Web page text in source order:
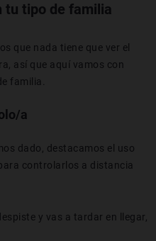
tu tipo de familia
que nada tiene que ver el
así que aquí vamos con
familia.
a
dado, destacamos el uso
controlarlos a distancia
y vas a tardar en llegar,